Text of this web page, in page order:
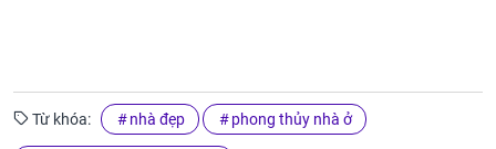
Từ khóa: nhà đẹp phong thủy nhà ở